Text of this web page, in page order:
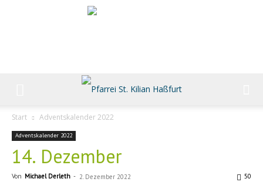
Start Adventskalender 2022
Adventskalender 2022
14. Dezember
Von Michael Derleth - 2. Dezember 2022 50